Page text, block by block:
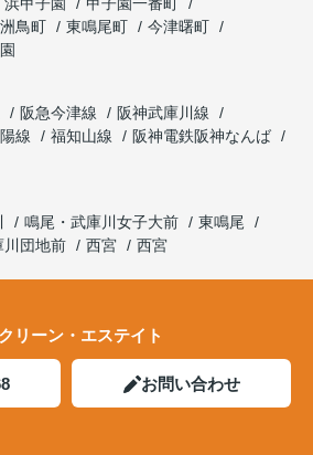
鳥町 東鳴尾町
今津曙町
阪急今津線
阪神武庫川線
線 福知山線
阪神電鉄阪神なんば
鳴尾・武庫川女子大前
東鳴尾
川団地前 西宮 西宮
リーン・エステイト
お問い合わせ